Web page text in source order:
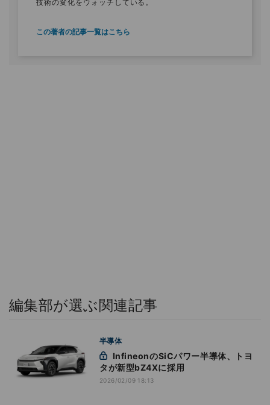
技術の変化をウォッチしている。
この著者の記事一覧はこちら
編集部が選ぶ関連記事
半導体
タが新型bZ4Xに採用
2026/02/09 18:13